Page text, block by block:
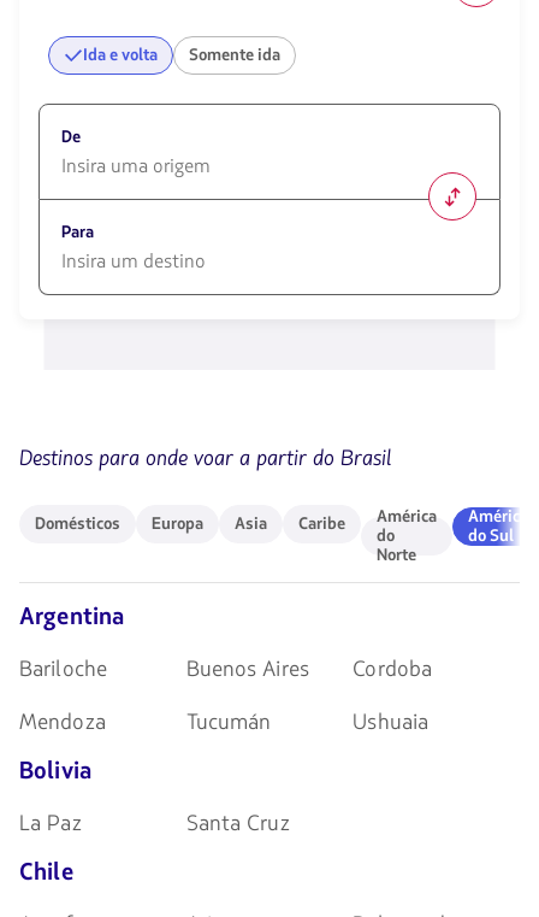
Ida e volta Somente ida
De
opciones
disponibles.
Usa
las
Para
flechas
para
Destinos para onde voar a partir do Brasil
Domésticos
Domésticos Europa
Europa Asia
Asia Caribe
Caribe
América
do
Norte
América
do
Norte
América
do
América
do Sul
Argentina
Bariloche Buenos Aires
Cordoba
Mendoza
Tucumán Ushuaia
Bolivia
La Paz Santa Cruz
Chile